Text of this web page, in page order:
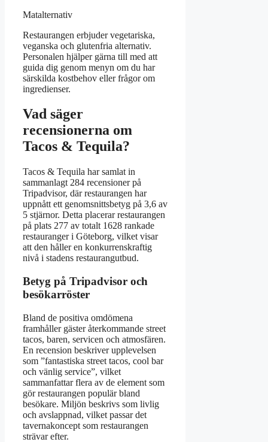
Matalternativ
Restaurangen erbjuder vegetariska,
veganska och glutenfria alternativ.
Personalen hjälper gärna till med att
guida dig genom menyn om du har
särskilda kostbehov eller frågor om
ingredienser.
Vad säger
recensionerna om
Tacos & Tequila?
Tacos & Tequila har samlat in
sammanlagt 284 recensioner på
Tripadvisor, där restaurangen har
uppnått ett genomsnittsbetyg på 3,6 av
5 stjärnor. Detta placerar restaurangen
på plats 277 av totalt 1628 rankade
restauranger i Göteborg, vilket visar
att den håller en konkurrenskraftig
nivå i stadens restaurangutbud.
Betyg på Tripadvisor och
besökarröster
Bland de positiva omdömena
framhåller gäster återkommande street
tacos, baren, servicen och atmosfären.
En recension beskriver upplevelsen
som ”fantastiska street tacos, cool bar
och vänlig service”, vilket
sammanfattar flera av de element som
gör restaurangen populär bland
besökare. Miljön beskrivs som livlig
och avslappnad, vilket passar det
tavernakoncept som restaurangen
strävar efter.